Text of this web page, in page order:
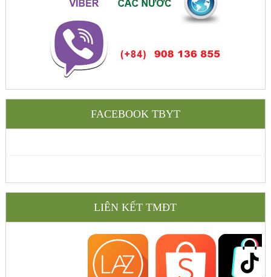
FACEBOOK TBYT
LIÊN KẾT TMĐT